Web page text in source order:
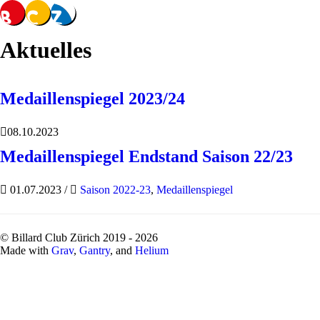
Aktuelles
Medaillenspiegel 2023/24
08.10.2023
Medaillenspiegel Endstand Saison 22/23
01.07.2023 / Saison 2022-23, Medaillenspiegel
© Billard Club Zürich 2019 - 2026
Made with Grav, Gantry, and Helium